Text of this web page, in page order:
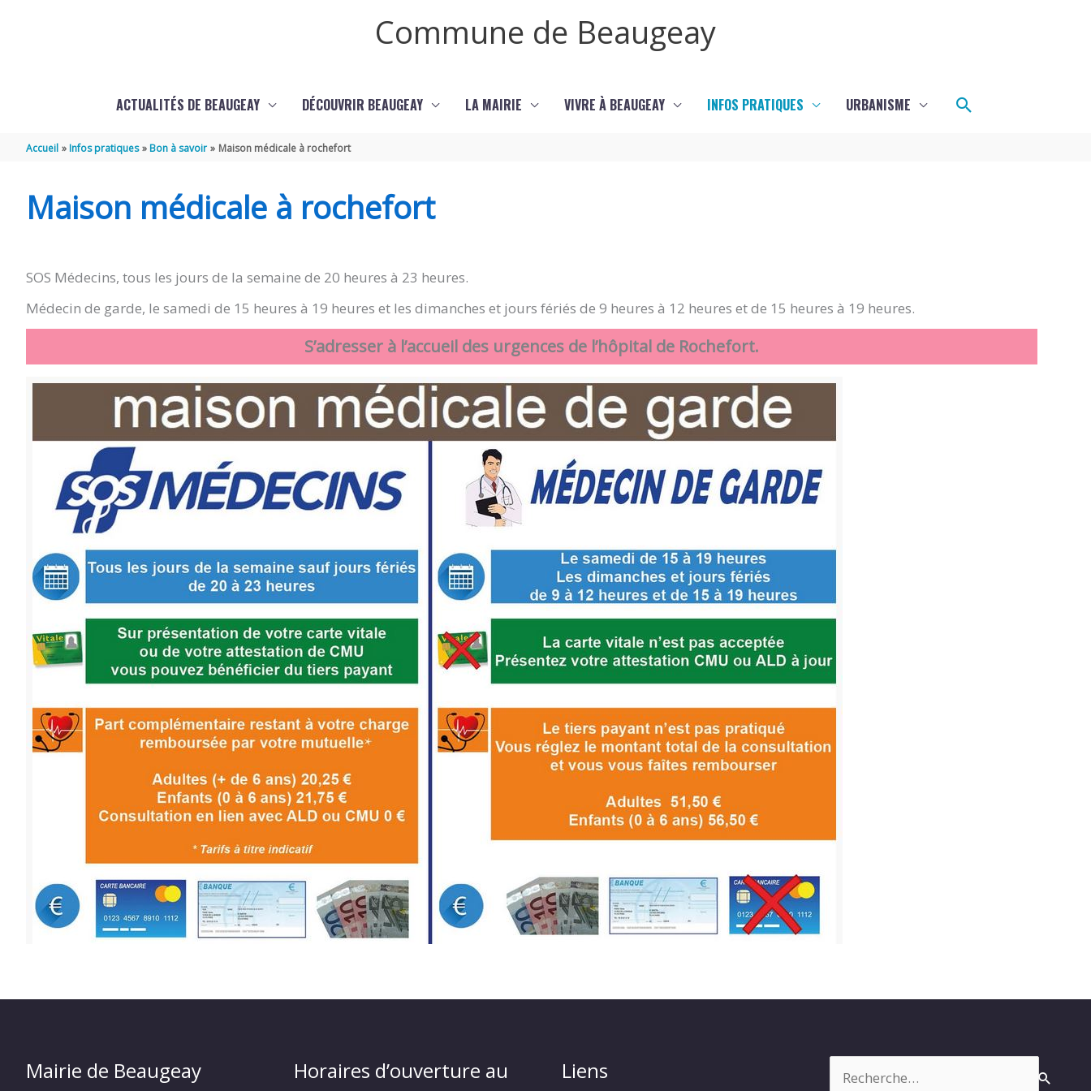
Commune de Beaugeay
ACTUALITÉS DE BEAUGEAY DÉCOUVRIR BEAUGEAY LA MAIRIE VIVRE À BEAUGEAY INFOS PRATIQUES URBANISME Rechercher
Accueil Infos pratiques Bon à savoir Maison médicale à rochefort
Maison médicale à rochefort
SOS Médecins, tous les jours de la semaine de 20 heures à 23 heures.
Médecin de garde, le samedi de 15 heures à 19 heures et les dimanches et jours fériés de 9 heures à 12 heures et de 15 heures à 19 heures.
S’adresser à l’accueil des urgences de l’hôpital de Rochefort.
Mairie de Beaugeay
Horaires d’ouverture au
Liens